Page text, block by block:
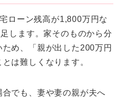
ローン残高が1,800万円な
します。家そのものから分
め、「親が出した200万円
は難しくなります。
でも、妻や妻の親が夫へ